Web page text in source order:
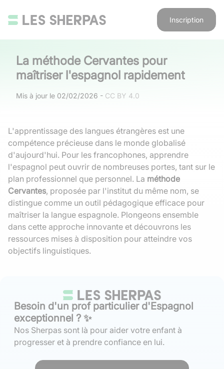
Inscription
La méthode Cervantes pour
maîtriser l'espagnol rapidement
Mis à jour le 02/02/2026 - CC BY 4.0
L'apprentissage des langues étrangères est une
compétence précieuse dans le monde globalisé
d'aujourd'hui. Pour les francophones, apprendre
l'espagnol peut ouvrir de nombreuses portes, tant sur le
plan professionnel que personnel. La méthode
Cervantes, proposée par l'institut du même nom, se
distingue comme un outil pédagogique efficace pour
maîtriser la langue espagnole. Plongeons ensemble
dans cette approche innovante et découvrons les
ressources mises à disposition pour atteindre vos
objectifs linguistiques.
Besoin d'un prof particulier d'Espagnol
exceptionnel ? ✨
Nos Sherpas sont là pour aider votre enfant à
progresser et à prendre confiance en lui.